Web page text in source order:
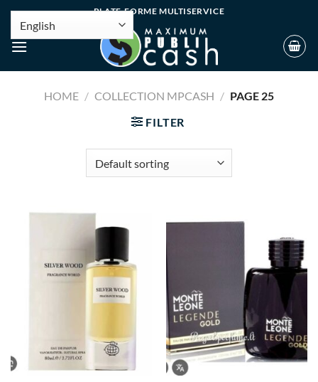
PLATE-FORME MULTISERVICE
HOME / COLLECTION MPCASH / PAGE 25
FILTER